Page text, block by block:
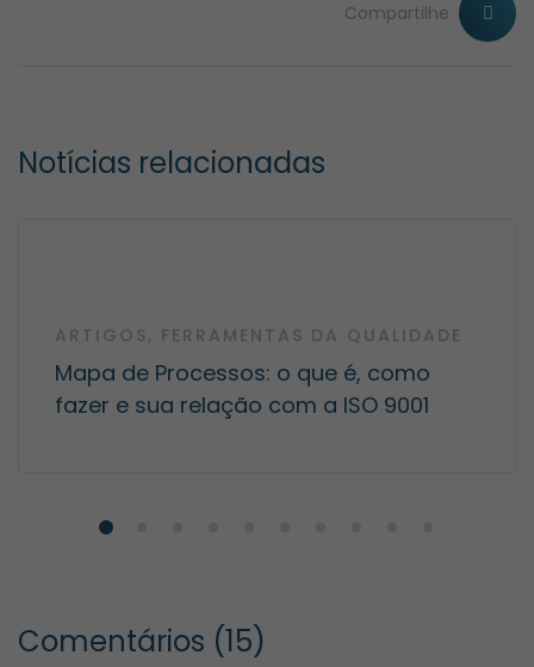
Compartilhe
Notícias relacionadas
ARTIGOS , FERRAMENTAS DA QUALIDADE
Mapa de Processos: o que é, como
fazer e sua relação com a ISO 9001
Comentários (15)